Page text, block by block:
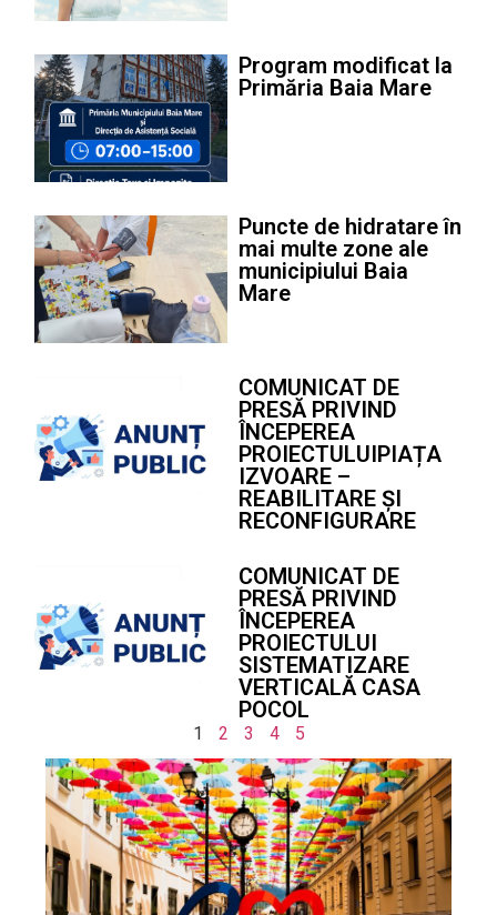
Program modificat la
Primăria Baia Mare
Puncte de hidratare în
mai multe zone ale
municipiului Baia
Mare
COMUNICAT DE
PRESĂ PRIVIND
ÎNCEPEREA
PROIECTULUIPIAȚA
IZVOARE –
REABILITARE ȘI
RECONFIGURARE
COMUNICAT DE
PRESĂ PRIVIND
ÎNCEPEREA
PROIECTULUI
SISTEMATIZARE
VERTICALĂ CASA
POCOL
1 2 3 4 5